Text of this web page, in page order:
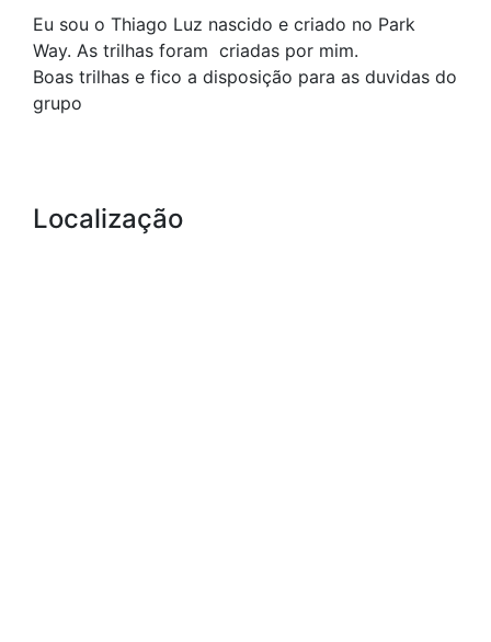
Eu sou o Thiago Luz nascido e criado no Park
Way. As trilhas foram criadas por mim.
Boas trilhas e fico a disposição para as duvidas do
grupo
Localização